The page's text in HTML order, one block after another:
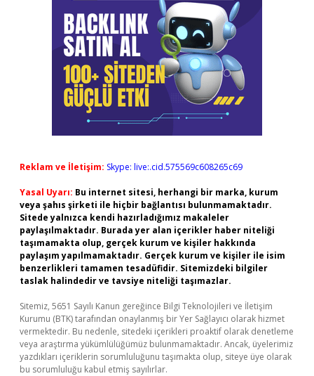
Reklam ve İletişim: Skype: live:.cid.575569c608265c69
Yasal Uyarı: Bu internet sitesi, herhangi bir marka, kurum
veya şahıs şirketi ile hiçbir bağlantısı bulunmamaktadır.
Sitede yalnızca kendi hazırladığımız makaleler
paylaşılmaktadır. Burada yer alan içerikler haber niteliği
taşımamakta olup, gerçek kurum ve kişiler hakkında
paylaşım yapılmamaktadır. Gerçek kurum ve kişiler ile isim
benzerlikleri tamamen tesadüfidir. Sitemizdeki bilgiler
taslak halindedir ve tavsiye niteliği taşımazlar.
Sitemiz, 5651 Sayılı Kanun gereğince Bilgi Teknolojileri ve İletişim
Kurumu (BTK) tarafından onaylanmış bir Yer Sağlayıcı olarak hizmet
vermektedir. Bu nedenle, sitedeki içerikleri proaktif olarak denetleme
veya araştırma yükümlülüğümüz bulunmamaktadır. Ancak, üyelerimiz
yazdıkları içeriklerin sorumluluğunu taşımakta olup, siteye üye olarak
bu sorumluluğu kabul etmiş sayılırlar.